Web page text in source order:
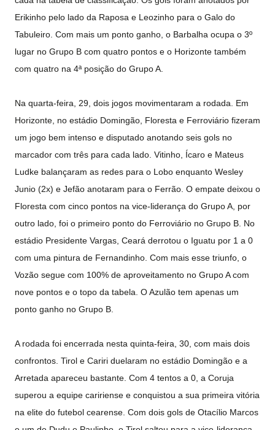
Erikinho pelo lado da Raposa e Leozinho para o Galo do
Tabuleiro. Com mais um ponto ganho, o Barbalha ocupa o 3º
lugar no Grupo B com quatro pontos e o Horizonte também
com quatro na 4ª posição do Grupo A.
Na quarta-feira, 29, dois jogos movimentaram a rodada. Em
Horizonte, no estádio Domingão, Floresta e Ferroviário fizeram
um jogo bem intenso e disputado anotando seis gols no
marcador com três para cada lado. Vitinho, Ícaro e Mateus
Ludke balançaram as redes para o Lobo enquanto Wesley
Junio (2x) e Jefão anotaram para o Ferrão. O empate deixou o
Floresta com cinco pontos na vice-liderança do Grupo A, por
outro lado, foi o primeiro ponto do Ferroviário no Grupo B. No
estádio Presidente Vargas, Ceará derrotou o Iguatu por 1 a 0
com uma pintura de Fernandinho. Com mais esse triunfo, o
Vozão segue com 100% de aproveitamento no Grupo A com
nove pontos e o topo da tabela. O Azulão tem apenas um
ponto ganho no Grupo B.
A rodada foi encerrada nesta quinta-feira, 30, com mais dois
confrontos. Tirol e Cariri duelaram no estádio Domingão e a
Arretada apareceu bastante. Com 4 tentos a 0, a Coruja
superou a equipe caririense e conquistou a sua primeira vitória
na elite do futebol cearense. Com dois gols de Otacílio Marcos